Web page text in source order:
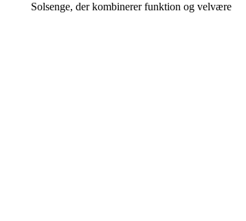
Solsenge, der kombinerer funktion og velvære